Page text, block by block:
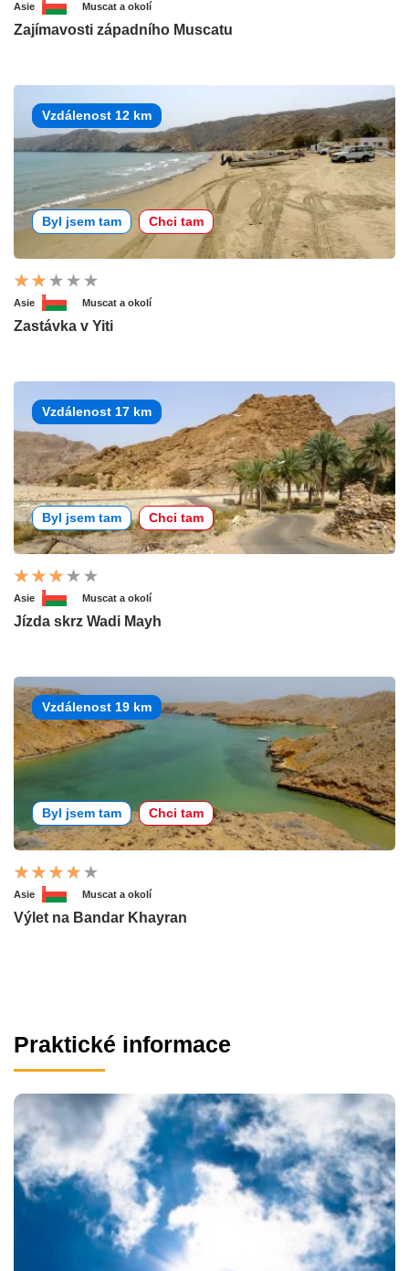
Asie Muscat a okolí
Zajímavosti západního Muscatu
Vzdálenost 12 km
Byl jsem tam Chci tam
Asie Muscat a okolí
Zastávka v Yiti
Vzdálenost 17 km
Byl jsem tam Chci tam
Asie Muscat a okolí
Jízda skrz Wadi Mayh
Vzdálenost 19 km
Byl jsem tam Chci tam
Asie Muscat a okolí
Výlet na Bandar Khayran
Praktické informace